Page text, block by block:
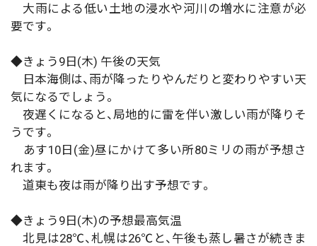
大雨による低い土地の浸水や河川の増水に注意が必
要です。
◆きょう9日(木) 午後の天気
日本海側は、雨が降ったりやんだりと変わりやすい天
気になるでしょう。
夜遅くになると、局地的に雷を伴い激しい雨が降りそ
うです。
あす10日(金)昼にかけて多い所80ミリの雨が予想さ
れます。
道東も夜は雨が降り出す予想です。
◆きょう9日(木)の予想最高気温
北見は28℃、札幌は26℃と、午後も蒸し暑さが続きま